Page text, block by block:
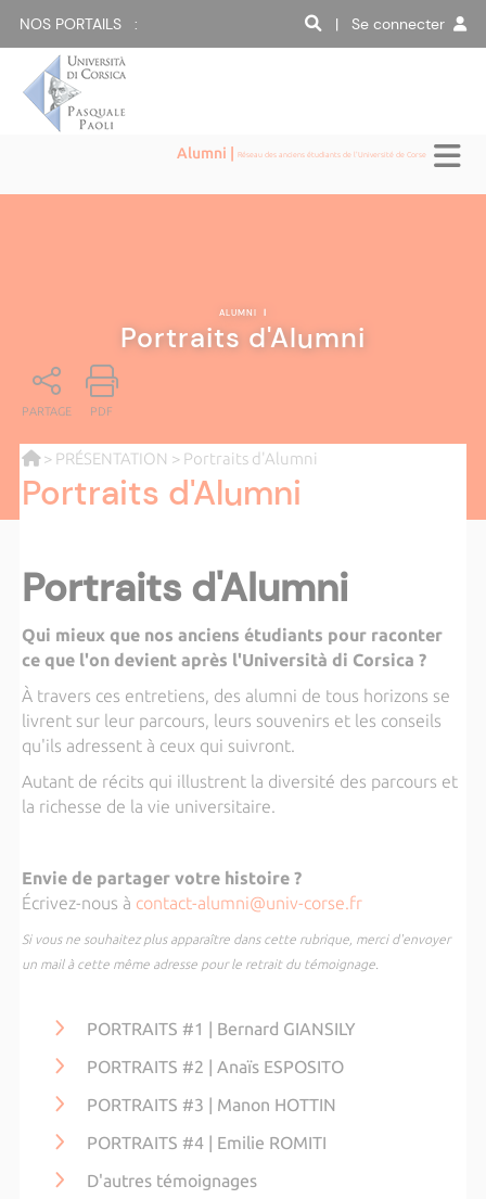
NOS PORTAILS : | Se connecter
Alumni |Réseau des anciens étudiants de l'Université de Corse
ALUMNI |
Portraits d'Alumni
PARTAGE PDF
> PRÉSENTATION > Portraits d'Alumni
Portraits d'Alumni
Portraits d'Alumni
Qui mieux que nos anciens étudiants pour raconter
ce que l'on devient après l'Università di Corsica ?
À travers ces entretiens, des alumni de tous horizons se
livrent sur leur parcours, leurs souvenirs et les conseils
qu'ils adressent à ceux qui suivront.
Autant de récits qui illustrent la diversité des parcours et
la richesse de la vie universitaire.
Envie de partager votre histoire ?
Écrivez-nous à contact-alumni@univ-corse.fr
Si vous ne souhaitez plus apparaître dans cette rubrique, merci d'envoyer
un mail à cette même adresse pour le retrait du témoignage.
PORTRAITS #1 | Bernard GIANSILY
PORTRAITS #2 | Anaïs ESPOSITO
PORTRAITS #3 | Manon HOTTIN
PORTRAITS #4 | Emilie ROMITI
D'autres témoignages